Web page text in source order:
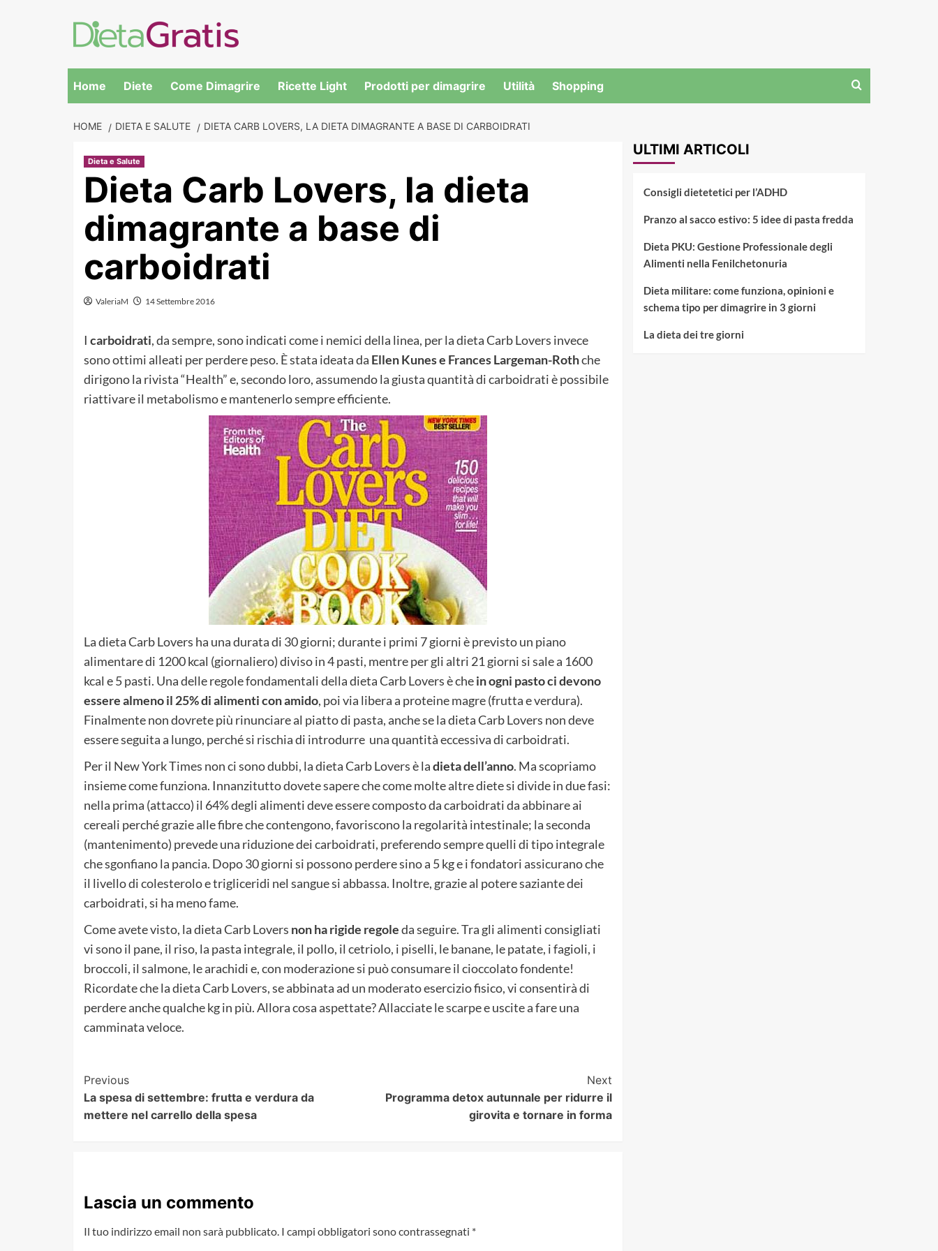
to
content
Home Diete Come Dimagrire Ricette Light Prodotti per dimagrire Utilità Shopping
HOME DIETA E SALUTE DIETA CARB LOVERS, LA DIETA DIMAGRANTE A BASE DI CARBOIDRATI
Dieta e Salute
Dieta Carb Lovers, la dieta
dimagrante a base di
carboidrati
ValeriaM 14 Settembre 2016
I carboidrati, da sempre, sono indicati come i nemici della linea, per la dieta Carb Lovers invece
sono ottimi alleati per perdere peso. È stata ideata da Ellen Kunes e Frances Largeman-Rothche
dirigono la rivista “Health” e, secondo loro, assumendo la giusta quantità di carboidrati è possibile
riattivare il metabolismo e mantenerlo sempre efficiente.
La dieta Carb Lovers ha una durata di 30 giorni; durante i primi 7 giorni è previsto un piano
alimentare di 1200 kcal (giornaliero) diviso in 4 pasti, mentre per gli altri 21 giorni si sale a 1600
kcal e 5 pasti. Una delle regole fondamentali della dieta Carb Lovers è chein ogni pasto ci devono
essere almeno il 25% di alimenti con amido, poi via libera a proteine magre (frutta e verdura).
Finalmente non dovrete più rinunciare al piatto di pasta, anche se la dieta Carb Lovers non deve
essere seguita a lungo, perché si rischia di introdurre una quantità eccessiva di carboidrati.
Per il New York Times non ci sono dubbi, la dieta Carb Lovers è ladieta dell’anno. Ma scopriamo
insieme come funziona. Innanzitutto dovete sapere che come molte altre diete si divide in due fasi:
nella prima (attacco) il 64% degli alimenti deve essere composto da carboidrati da abbinare ai
cereali perché grazie alle fibre che contengono, favoriscono la regolarità intestinale; la seconda
(mantenimento) prevede una riduzione dei carboidrati, preferendo sempre quelli di tipo integrale
che sgonfiano la pancia. Dopo 30 giorni si possono perdere sino a 5 kg e i fondatori assicurano che
il livello di colesterolo e trigliceridi nel sangue si abbassa. Inoltre, grazie al potere saziante dei
carboidrati, si ha meno fame.
Come avete visto, la dieta Carb Lovers non ha rigide regoleda seguire. Tra gli alimenti consigliati
vi sono il pane, il riso, la pasta integrale, il pollo, il cetriolo, i piselli, le banane, le patate, i fagioli, i
broccoli, il salmone, le arachidi e, con moderazione si può consumare il cioccolato fondente!
Ricordate che la dieta Carb Lovers, se abbinata ad un moderato esercizio fisico, vi consentirà di
perdere anche qualche kg in più. Allora cosa aspettate? Allacciate le scarpe e uscite a fare una
camminata veloce.
Post
Navigation
Previous
La spesa di settembre: frutta e verdura da
mettere nel carrello della spesa
Next
Programma detox autunnale per ridurre il
girovita e tornare in forma
Lascia un commento
Il tuo indirizzo email non sarà pubblicato. I campi obbligatori sono contrassegnati *
ULTIMI ARTICOLI
Consigli dietetetici per l’ADHD
Pranzo al sacco estivo: 5 idee di pasta fredda
Dieta PKU: Gestione Professionale degli
Alimenti nella Fenilchetonuria
Dieta militare: come funziona, opinioni e
schema tipo per dimagrire in 3 giorni
La dieta dei tre giorni